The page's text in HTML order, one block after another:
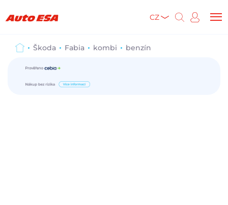
CZ
Škoda Fabia kombi benzín